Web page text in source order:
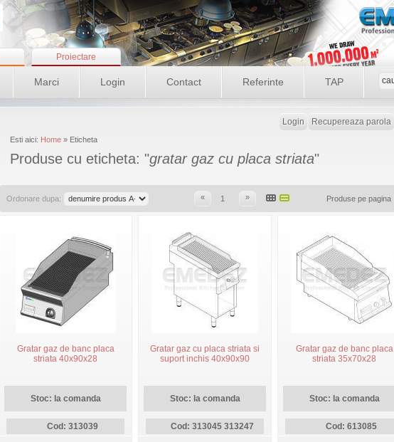
Proiectare
Marci Login Contact Referinte TAP
Login Recupereaza parola
Esti aici: Home » Eticheta
Produse cu eticheta: "gratar gaz cu placa striata"
Ordonare dupa: « 1 » Produse pe pagina
Gratar gaz de banc placa
striata 40x90x28
Stoc: la comanda
Cod: 313039
Gratar gaz cu placa striata si
suport inchis 40x90x90
Stoc: la comanda
Cod: 313045 313247
Gratar gaz de banc placa
striata 35x70x28
Stoc: la comanda
Cod: 613085